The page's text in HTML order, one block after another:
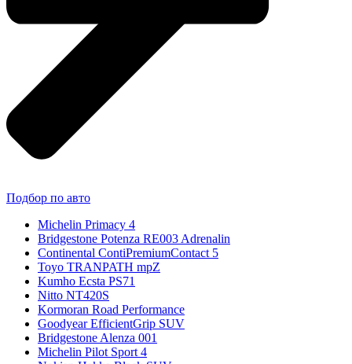
Подбор по авто
Michelin Primacy 4
Bridgestone Potenza RE003 Adrenalin
Continental ContiPremiumContact 5
Toyo TRANPATH mpZ
Kumho Ecsta PS71
Nitto NT420S
Kormoran Road Performance
Goodyear EfficientGrip SUV
Bridgestone Alenza 001
Michelin Pilot Sport 4